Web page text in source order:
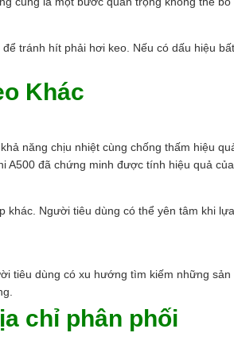
tránh hít phải hơi keo. Nếu có dấu hiệu
Khác
năng chịu nhiệt cùng chống thấm hiệu
đã chứng minh được tính hiệu quả của
Người tiêu dùng có thể yên tâm khi
tiêu dùng có xu hướng tìm kiếm những
chỉ phân phối